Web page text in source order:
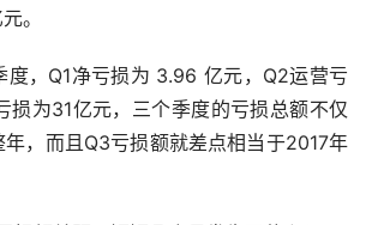
。
度，Q1净亏损为 3.96 亿元，Q2运营亏
损为31亿元，三个季度的亏损总额不仅
，而且Q3亏损额就差点相当于2017年